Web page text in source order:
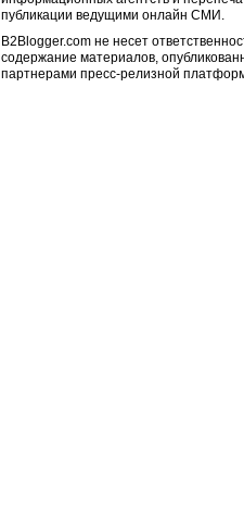
публикации ведущими онлайн СМИ.
B2Blogger.com не несет
содержание материалов,
партнерами пресс-релизной